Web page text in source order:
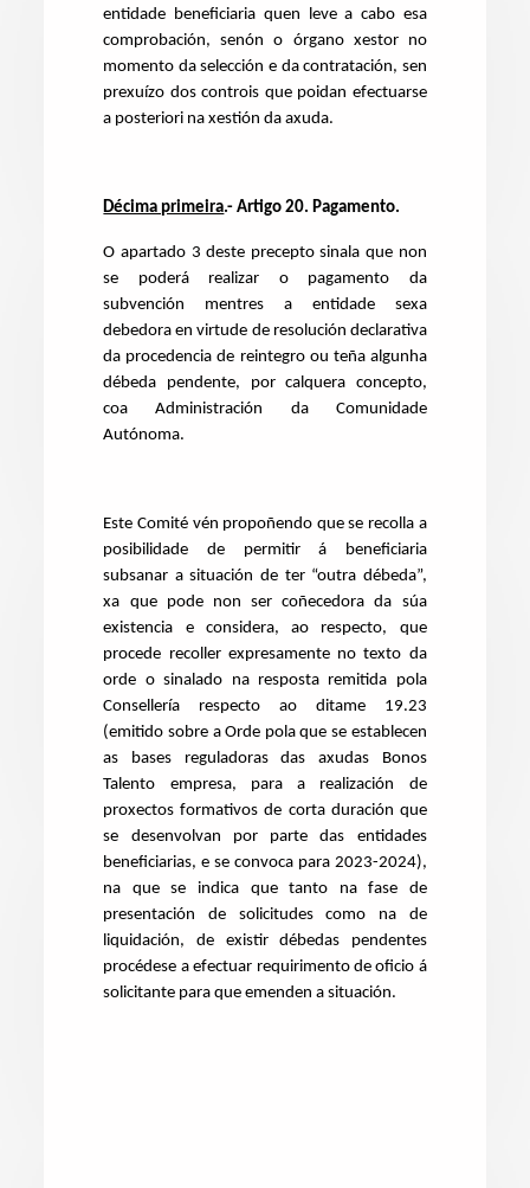
entidade beneficiaria quen leve a cabo esa
comprobación, senón o órgano xestor no
momento da selección e da contratación, sen
prexuízo dos controis que poidan efectuarse
a posteriori na xestión da axuda.
Décima primeira.- Artigo 20. Pagamento.
O apartado 3 deste precepto sinala que non
se poderá realizar o pagamento da
subvención mentres a entidade sexa
debedora en virtude de resolución declarativa
da procedencia de reintegro ou teña algunha
débeda pendente, por calquera concepto,
coa Administración da Comunidade
Autónoma.
Este Comité vén propoñendo que se recolla a
posibilidade de permitir á beneficiaria
subsanar a situación de ter “outra débeda”,
xa que pode non ser coñecedora da súa
existencia e considera, ao respecto, que
procede recoller expresamente no texto da
orde o sinalado na resposta remitida pola
Consellería respecto ao ditame 19.23
(emitido sobre a Orde pola que se establecen
as bases reguladoras das axudas Bonos
Talento empresa, para a realización de
proxectos formativos de corta duración que
se desenvolvan por parte das entidades
beneficiarias, e se convoca para 2023-2024),
na que se indica que tanto na fase de
presentación de solicitudes como na de
liquidación, de existir débedas pendentes
procédese a efectuar requirimento de oficio á
solicitante para que emenden a situación.